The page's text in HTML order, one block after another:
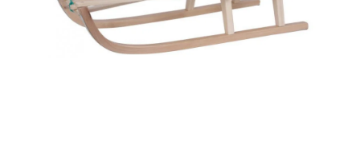
Náš príbeh od začiatku Doprava Kontakt